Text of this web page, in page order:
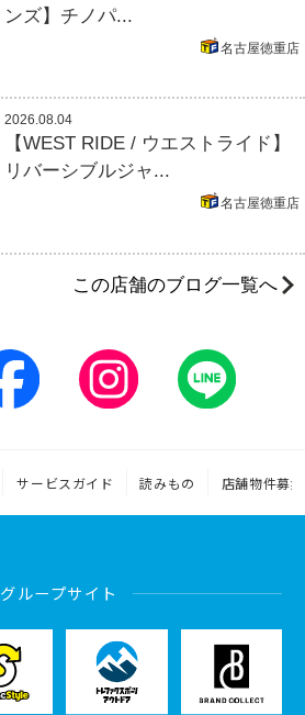
ンズ】チノパ...
名古屋徳重店
2026.08.04
【WEST RIDE / ウエストライド】
リバーシブルジャ...
名古屋徳重店
この店舗のブログ一覧へ
サービスガイド 読みもの 店舗物件募集
グループサイト